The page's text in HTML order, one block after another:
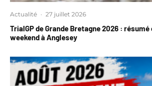
Actualité · 27 juillet 2026
TrialGP de Grande Bretagne 2026 :
weekend à Anglesey